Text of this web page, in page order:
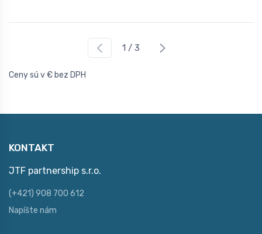
1 / 3
Ceny sú v € bez DPH
KONTAKT
JTF partnership s.r.o.
(+421) 908 700 612
Napíšte nám